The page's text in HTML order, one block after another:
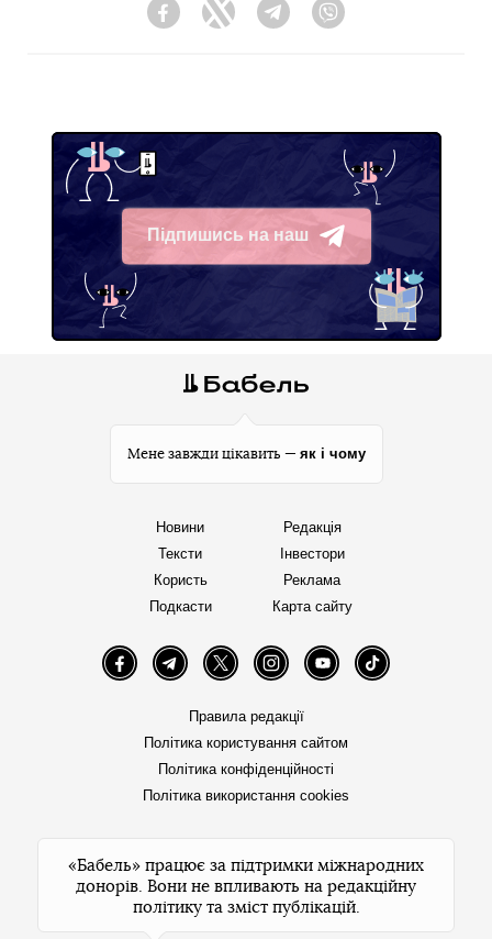
FacebookTwitter Telegram
Підпишись на наш
Telegram
Мене завжди цікавить — як і чому
Новини
Тексти
Користь
Подкасти
Редакція
Інвестори
Реклама
Карта сайту
FacebookTelegramTwitter InstagramYouTube TikTok
Правила редакції
Політика користування сайтом
Політика конфіденційності
Політика використання cookies
«Бабель» працює за підтримки міжнародних
донорів. Вони не впливають на редакційну
політику та зміст публікацій.